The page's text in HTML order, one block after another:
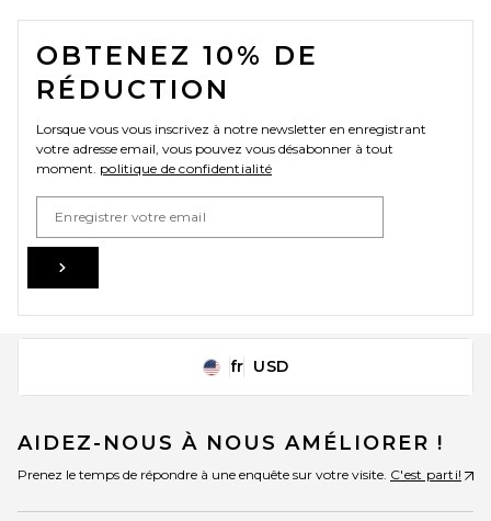
FOOTER
OBTENEZ 10% DE
RÉDUCTION
Lorsque vous vous inscrivez à notre newsletter en enregistrant
votre adresse email, vous pouvez vous désabonner à tout
moment. politique de confidentialité
Change Country Regions
fr USD
AIDEZ-NOUS À NOUS AMÉLIORER !
Prenez le temps de répondre à une enquête sur votre visite. C'est parti!